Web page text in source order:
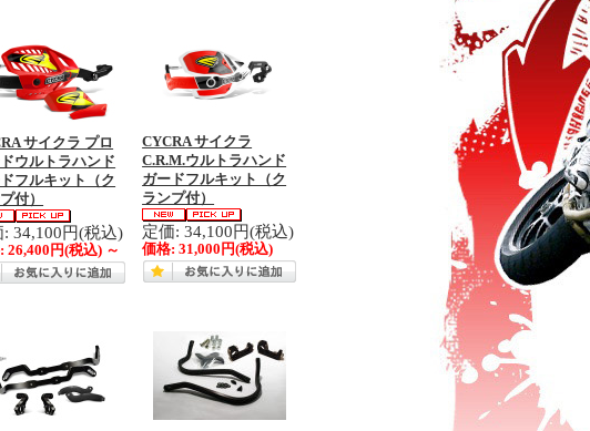
サイクラ プロ
ウルトラハンド
フルキット（ク
付）
: 34,100円(税込)
:26,400円(税込) ～
CYCRA サイクラ
C.R.M.ウルトラハンド
ガードフルキット（ク
ランプ付）
定価: 34,100円(税込)
価格:31,000円(税込)